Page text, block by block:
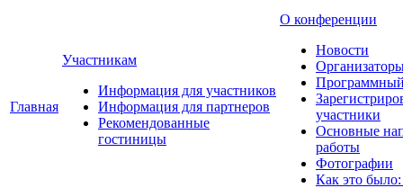
Главная
Участникам
Информация для участников
Информация для партнеров
Рекомендованные
гостиницы
О конференции
Новости
участники
Основные
работы
Фотографии
Как это